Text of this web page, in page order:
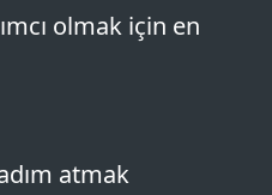
olmak için en
atmak